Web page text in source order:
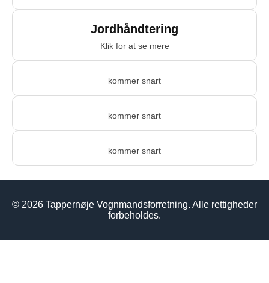
Jordhåndtering
Klik for at se mere
kommer snart
kommer snart
kommer snart
© 2026 Tappernøje Vognmandsforretning. Alle rettigheder
forbeholdes.